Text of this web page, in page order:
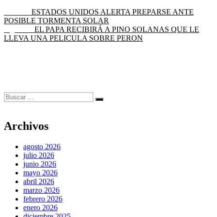
Navegación
de
entradas
Entrada
anterior:
ESTADOS UNIDOS ALERTA PREPARSE ANTE
POSIBLE TORMENTA SOLAR
Entrada
siguiente:
EL PAPA RECIBIRÁ A PINO SOLANAS QUE LE
LLEVA UNA PELICULA SOBRE PERON
Buscar
por:
Buscar
Archivos
agosto 2026
julio 2026
junio 2026
mayo 2026
abril 2026
marzo 2026
febrero 2026
enero 2026